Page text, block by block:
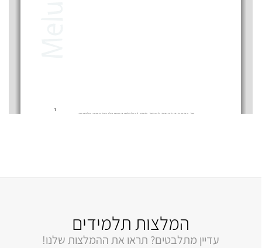
המלצות תלמידים
עדיין מתלבטים? תראו את ההמלצות שלנו!